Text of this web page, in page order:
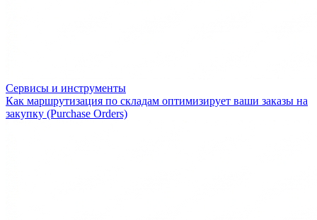
Сервисы и инструменты
Как маршрутизация по складам оптимизирует ваши заказы на
закупку (Purchase Orders)